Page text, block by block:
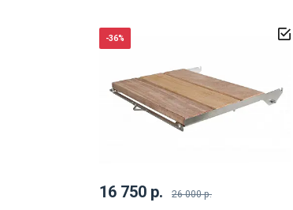
16 750 р. 26 000 р.
-36%